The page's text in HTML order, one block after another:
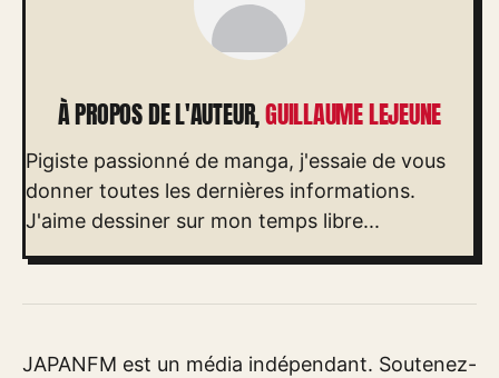
À PROPOS DE L'AUTEUR,GUILLAUME LEJEUNE
Pigiste passionné de manga, j'essaie de vous
donner toutes les dernières informations.
J'aime dessiner sur mon temps libre...
JAPANFM est un média indépendant. Soutenez-